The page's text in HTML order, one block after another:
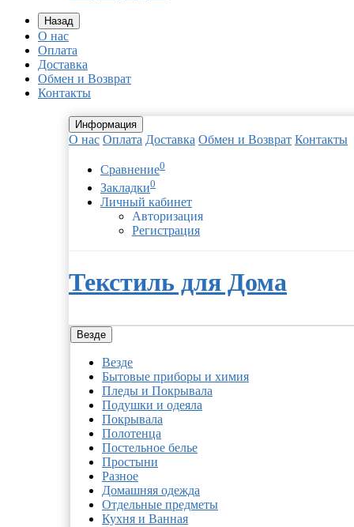
Назад
О нас
Оплата
Доставка
Обмен и Возврат
Контакты
Информация
О нас Оплата Доставка Обмен и Возврат Контакты
Сравнение0
Закладки0
Личный кабинет
Авторизация
Регистрация
Текстиль для Дома
Везде
Везде
Бытовые приборы и химия
Пледы и Покрывала
Подушки и одеяла
Покрывала
Полотенца
Постельное белье
Простыни
Разное
Домашняя одежда
Отдельные предметы
Кухня и Ванная